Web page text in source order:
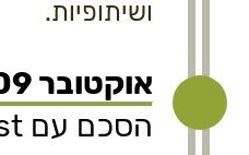
ושיתופיות.
אוקטובר 2009
הסכם עם iCast